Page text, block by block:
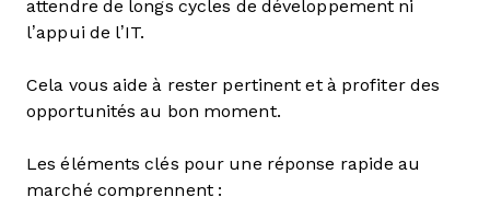
attendre de longs cycles de développement ni
l’appui de l’IT.
Cela vous aide à rester pertinent et à profiter des
opportunités au bon moment.
Les éléments clés pour une réponse rapide au
marché comprennent :